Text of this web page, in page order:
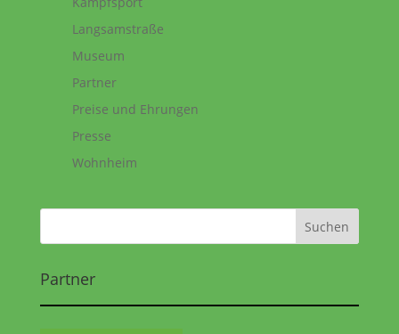
Langsamstraße
Museum
Partner
Preise und Ehrungen
Presse
Wohnheim
Partner